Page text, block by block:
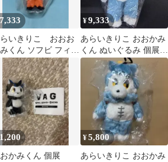
7,333
いきりこ おおお
くん ソフビ フィギ
ア パンプキン
¥9,333
あらいきりこ おおかみ
くん ぬいぐるみ 個展
THEATRE
1,200
かみくん 個展
¥5,800
あらいきりこ おおかみ